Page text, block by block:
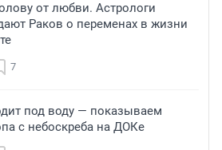
от любви. Астрологи
Раков о переменах в жизни
7
под воду — показываем
с небоскреба на ДОКе